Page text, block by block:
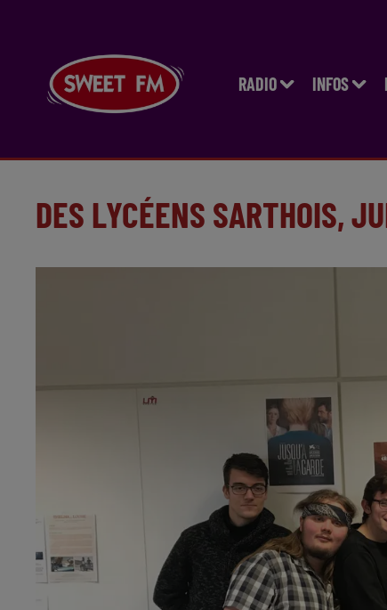
RADIO INFOS
DES LYCÉENS SARTHOIS,